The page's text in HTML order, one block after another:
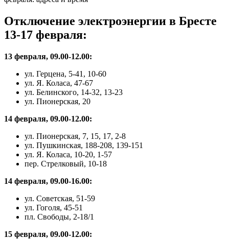
Отключение электроэнергии в Бресте
13-17 февраля:
13 февраля, 09.00-12.00:
ул. Герцена, 5-41, 10-60
ул. Я. Коласа, 47-67
ул. Белинского, 14-32, 13-23
ул. Пионерская, 20
14 февраля, 09.00-12.00:
ул. Пионерская, 7, 15, 17, 2-8
ул. Пушкинская, 188-208, 139-151
ул. Я. Коласа, 10-20, 1-57
пер. Стрелковый, 10-18
14 февраля, 09.00-16.00:
ул. Советская, 51-59
ул. Гоголя, 45-51
пл. Свободы, 2-18/1
15 февраля, 09.00-12.00: